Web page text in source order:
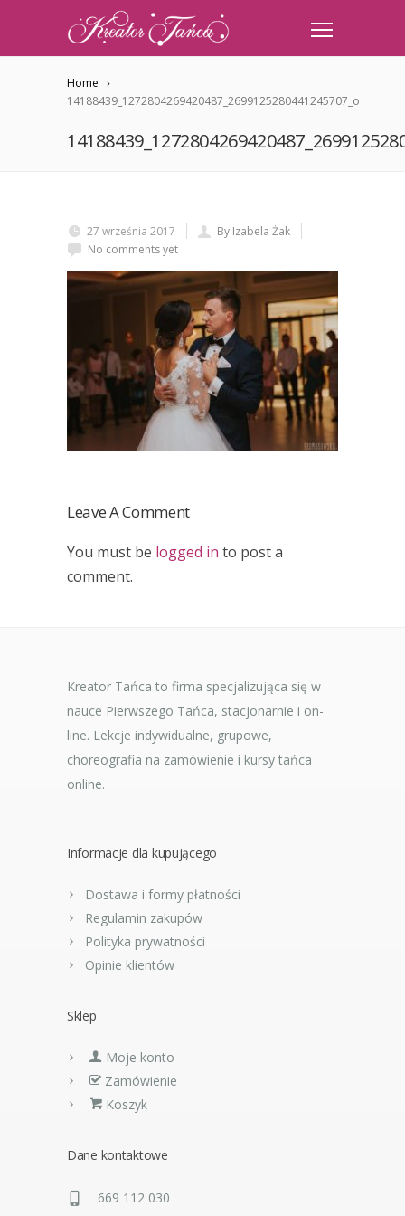
Home
14188439_1272804269420487_2699125280441245707_o
27 września 2017
By Izabela Żak
No comments yet
Leave A Comment
You must be logged in to post a
comment.
Kreator Tańca to firma specjalizująca się w
nauce Pierwszego Tańca, stacjonarnie i on-
line. Lekcje indywidualne, grupowe,
choreografia na zamówienie i kursy tańca
online.
Informacje dla kupującego
Dostawa i formy płatności
Regulamin zakupów
Polityka prywatności
Opinie klientów
Sklep
Moje konto
Zamówienie
Koszyk
Dane kontaktowe
669 112 030